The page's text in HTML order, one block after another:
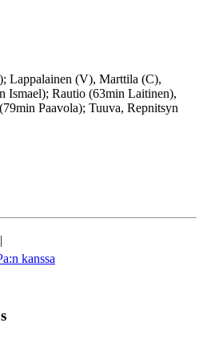
Lappalainen (V), Marttila (C),
Ismael); Rautio (63min Laitinen),
Paavola); Tuuva, Repnitsyn
|
kanssa